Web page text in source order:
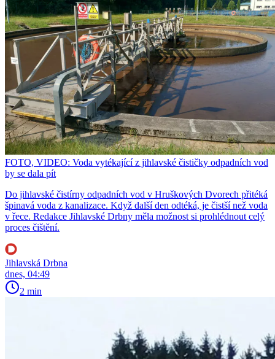
FOTO, VIDEO: Voda vytékající z jihlavské čističky odpadních vod
by se dala pít
Do jihlavské čistírny odpadních vod v Hruškových Dvorech přitéká
špinavá voda z kanalizace. Když další den odtéká, je čistší než voda
v řece. Redakce Jihlavské Drbny měla možnost si prohlédnout celý
proces čištění.
Jihlavská Drbna
dnes, 04:49
2 min